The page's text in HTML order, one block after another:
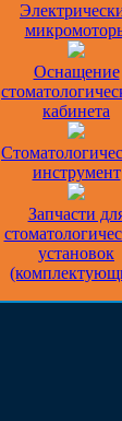
Оснащение
кабинета
инструмент
Запчасти
установок